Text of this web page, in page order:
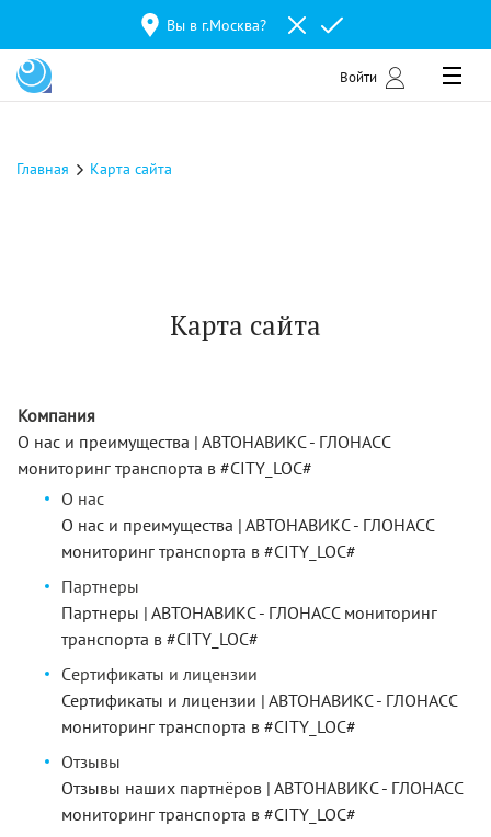
Вы в г.Москва?
Войти
Главная Карта сайта
Карта сайта
Компания
О нас и преимущества | АВТОНАВИКС - ГЛОНАСС
мониторинг транспорта в #CITY_LOC#
О нас
О нас и преимущества | АВТОНАВИКС - ГЛОНАСС
мониторинг транспорта в #CITY_LOC#
Партнеры
Партнеры | АВТОНАВИКС - ГЛОНАСС мониторинг
транспорта в #CITY_LOC#
Cертификаты и лицензии
Сертификаты и лицензии | АВТОНАВИКС - ГЛОНАСС
мониторинг транспорта в #CITY_LOC#
Отзывы
Отзывы наших партнёров | АВТОНАВИКС - ГЛОНАСС
мониторинг транспорта в #CITY_LOC#